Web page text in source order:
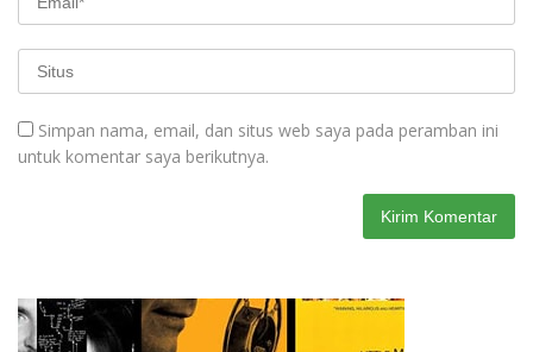
Simpan nama, email, dan situs web saya pada peramban ini
untuk komentar saya berikutnya.